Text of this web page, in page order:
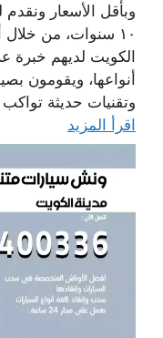
وبأقل الأسعار
١٠ سنوات، من
الكويت لديهم خبرة
أنواعها، ويقومون
وتقنيات حديثة
اقرأ المزيد